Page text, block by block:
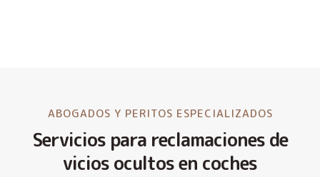
ABOGADOS Y PERITOS ESPECIALIZADOS
Servicios para reclamaciones de
vicios ocultos en coches